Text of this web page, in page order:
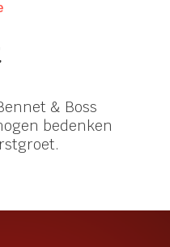
& Boss
bedenken